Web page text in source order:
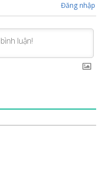
Đăng nhập